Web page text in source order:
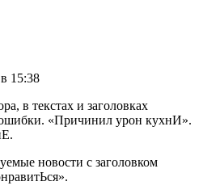
15:38
в текстах и заголовках
«Причинил урон кухнИ».
новости с заголовком